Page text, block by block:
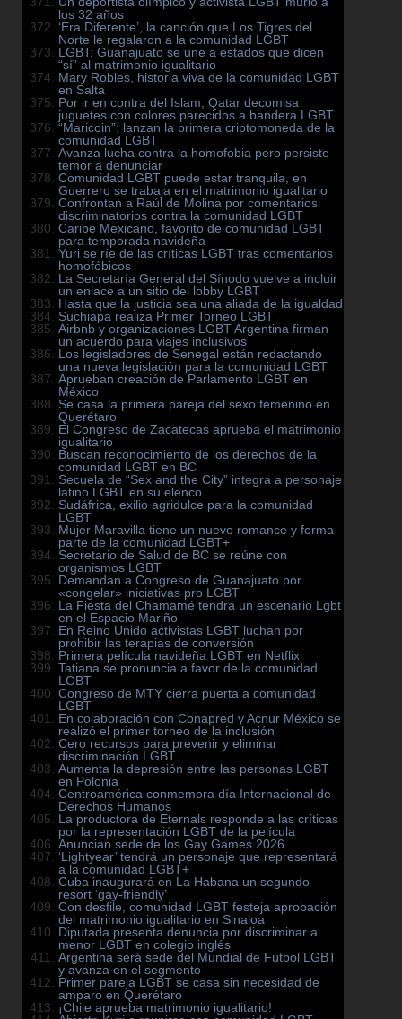
los 32 años
‘Era Diferente’, la canción que Los Tigres del
Norte le regalaron a la comunidad LGBT
LGBT: Guanajuato se une a estados que dicen
“sí” al matrimonio igualitario
Mary Robles, historia viva de la comunidad LGBT
en Salta
Por ir en contra del Islam, Qatar decomisa
juguetes con colores parecidos a bandera LGBT
“Maricoin”: lanzan la primera criptomoneda de la
comunidad LGBT
Avanza lucha contra la homofobia pero persiste
temor a denunciar
Comunidad LGBT puede estar tranquila, en
Guerrero se trabaja en el matrimonio igualitario
Confrontan a Raúl de Molina por comentarios
discriminatorios contra la comunidad LGBT
Caribe Mexicano, favorito de comunidad LGBT
para temporada navideña
Yuri se ríe de las críticas LGBT tras comentarios
homofóbicos
La Secretaría General del Sínodo vuelve a incluir
un enlace a un sitio del lobby LGBT
Hasta que la justicia sea una aliada de la igualdad
Suchiapa realiza Primer Torneo LGBT
Airbnb y organizaciones LGBT Argentina firman
un acuerdo para viajes inclusivos
Los legisladores de Senegal están redactando
una nueva legislación para la comunidad LGBT
Aprueban creación de Parlamento LGBT en
México
Se casa la primera pareja del sexo femenino en
Querétaro
El Congreso de Zacatecas aprueba el matrimonio
igualitario
Buscan reconocimiento de los derechos de la
comunidad LGBT en BC
Secuela de “Sex and the City” integra a personaje
latino LGBT en su elenco
Sudáfrica, exilio agridulce para la comunidad
LGBT
Mujer Maravilla tiene un nuevo romance y forma
parte de la comunidad LGBT+
Secretario de Salud de BC se reúne con
organismos LGBT
Demandan a Congreso de Guanajuato por
«congelar» iniciativas pro LGBT
La Fiesta del Chamamé tendrá un escenario Lgbt
en el Espacio Mariño
En Reino Unido activistas LGBT luchan por
prohibir las terapias de conversión
Primera película navideña LGBT en Netflix
Tatiana se pronuncia a favor de la comunidad
LGBT
Congreso de MTY cierra puerta a comunidad
LGBT
En colaboración con Conapred y Acnur México se
realizó el primer torneo de la inclusión
Cero recursos para prevenir y eliminar
discriminación LGBT
Aumenta la depresión entre las personas LGBT
en Polonia
Centroamérica conmemora día Internacional de
Derechos Humanos
La productora de Eternals responde a las críticas
por la representación LGBT de la película
Anuncian sede de los Gay Games 2026
‘Lightyear’ tendrá un personaje que representará
a la comunidad LGBT+
Cuba inaugurará en La Habana un segundo
resort ‘gay-friendly’
Con desfile, comunidad LGBT festeja aprobación
del matrimonio igualitario en Sinaloa
Diputada presenta denuncia por discriminar a
menor LGBT en colegio inglés
Argentina será sede del Mundial de Fútbol LGBT
y avanza en el segmento
Primer pareja LGBT se casa sin necesidad de
amparo en Querétaro
¡Chile aprueba matrimonio igualitario!